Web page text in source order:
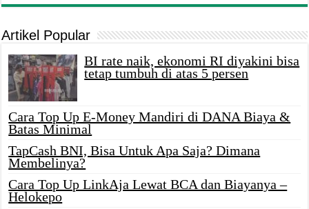
Artikel Popular
BI rate naik, ekonomi RI diyakini bisa
tetap tumbuh di atas 5 persen
Cara Top Up E-Money Mandiri di DANA Biaya &
Batas Minimal
TapCash BNI, Bisa Untuk Apa Saja? Dimana
Membelinya?
Cara Top Up LinkAja Lewat BCA dan Biayanya –
Helokepo